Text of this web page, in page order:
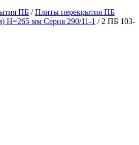
ПБ /Плиты перекрытия ПБ
H=265 мм Серия 290/11-1 / 2 ПБ 103-